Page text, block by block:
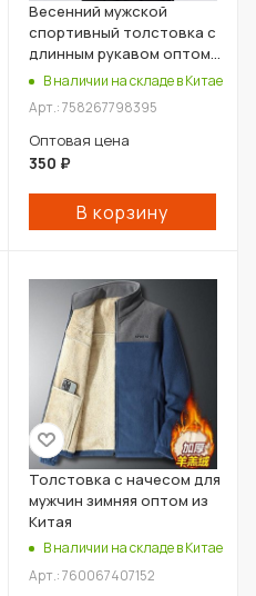
Весенний мужской
спортивный толстовка с
длинным рукавом оптом
из Китая
В наличии на складе в Китае
Арт.: 758267798395
Оптовая цена
350 ₽
В корзину
Толстовка с начесом для
мужчин зимняя оптом из
Китая
В наличии на складе в Китае
Арт.: 760067407152